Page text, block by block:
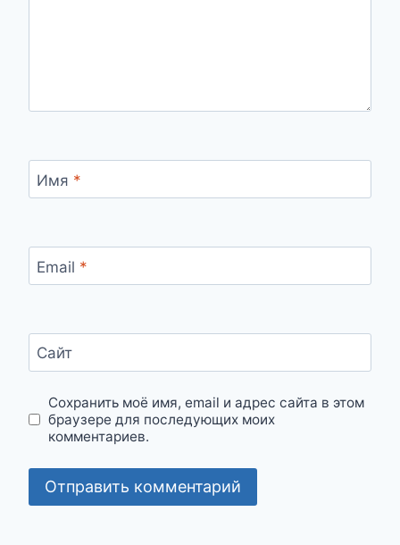
Имя *
Email *
Сайт
Сохранить моё имя, email и адрес сайта в этом
браузере для последующих моих
комментариев.